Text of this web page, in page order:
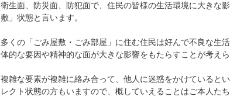
衛生面、防災面、防犯面で、住民の皆様の生活環境に大きな
敷」状態と言います。
多くの「ごみ屋敷・ごみ部屋」に住む住民は好んで不良な生
体的な要因や精神的な面が大きな影響をもたらすことが考えら
複雑な要素が複雑に絡み合って、他人に迷惑をかけていると
レクト状態の方もいますので、概していえることはご本人た